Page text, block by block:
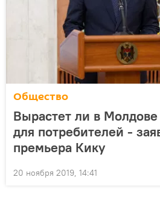
Общество
Вырастет ли в Молдове
для потребителей -
премьера Кику
20 ноября 2019, 14:41